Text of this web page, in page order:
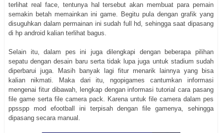
terlihat real face, tentunya hal tersebut akan membuat para pemain
semakin betah memainkan ini game. Begitu pula dengan grafik yang
disuguhkan dalam permainan ini sudah full hd, sehingga saat dipasang
di hp android kalian terlihat bagus.
Selain itu, dalam pes ini juga dilengkapi dengan beberapa pilihan
sepatu dengan desain baru serta tidak lupa juga untuk stadium sudah
diperbarui juga. Masih banyak lagi fitur menarik lainnya yang bisa
kalian nikmati. Maka dari itu, ngopigames cantumkan informasi
mengenai fitur dibawah, lengkap dengan informasi tutorial cara pasang
file game serta file camera pack. Karena untuk file camera dalam pes
ppsspp mod efootball ini terpisah dengan file gamenya, sehingga
dipasang secara manual.